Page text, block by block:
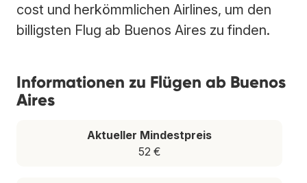
cost und herkömmlichen Airlines, um den
billigsten Flug ab Buenos Aires zu finden.
Informationen zu Flügen ab Buenos
Aires
Aktueller Mindestpreis
52 €